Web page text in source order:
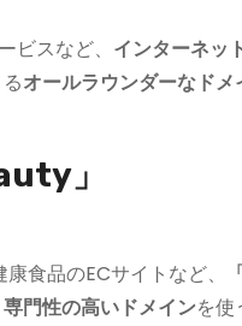
スなど、 インターネッ
オールラウンダーなドメ
」
食品のECサイトなど、
専門性の高いドメインを